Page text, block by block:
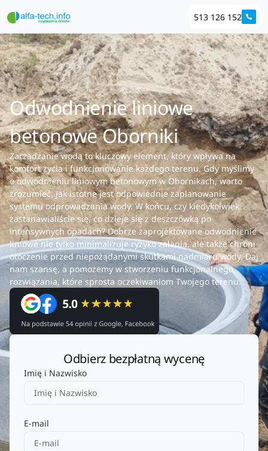
513 126 152
Odwodnienie liniowe
betonowe Oborniki
Zarządzanie wodą to kluczowy element, który wpływa na
komfort życia i funkcjonowanie każdego terenu. Gdy myślimy
o odwodnieniu liniowym betonowym w Obornikach, warto
zrozumieć, jak istotne jest odpowiednie zaplanowanie
systemu odprowadzania wody. W końcu, czy kiedykolwiek
zastanawialiście się, co dzieje się z deszczówką po
intensywnych opadach? Dobrze zaprojektowane odwodnienie
liniowe nie tylko minimalizuje ryzyko zalania, ale także chroni
otoczenie przed niepożądanymi skutkami nadmiaru wody. Daj
nam szansę, a pomożemy w stworzeniu funkcjonalnego
rozwiązania, które sprosta oczekiwaniom Twojego terenu.
Odbierz bezpłatną wycenę
Imię i Nazwisko
E-mail